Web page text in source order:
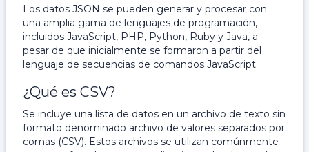
Los datos JSON se pueden generar y procesar con
una amplia gama de lenguajes de programación,
incluidos JavaScript, PHP, Python, Ruby y Java, a
pesar de que inicialmente se formaron a partir del
lenguaje de secuencias de comandos JavaScript.
¿Qué es CSV?
Se incluye una lista de datos en un archivo de texto sin
formato denominado archivo de valores separados por
comas (CSV). Estos archivos se utilizan comúnmente